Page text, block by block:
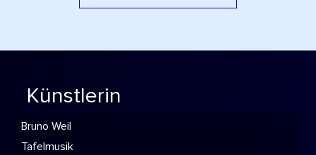
Künstlerin
Bruno Weil
Tafelmusik